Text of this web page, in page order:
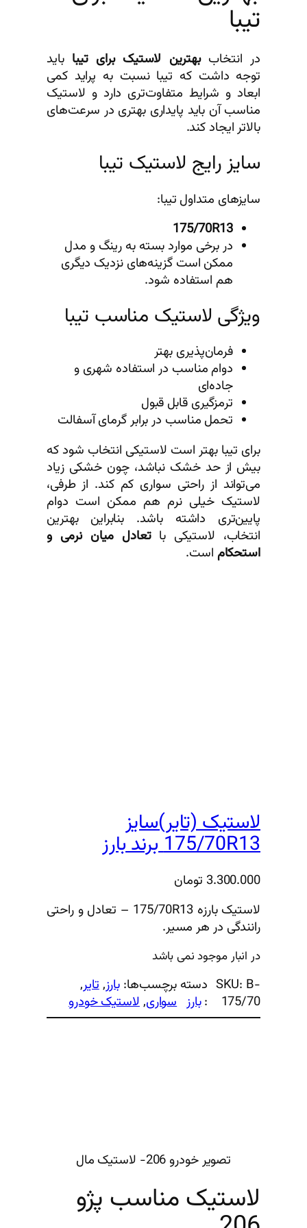
/
6
/
1
3
گ
ه
ع
د
تیبا
در انتخاببهترین لاستیک برای تیبا باید
توجه داشت که تیبا نسبت به پراید کمی
ابعاد و شرایط متفاوت‌تری دارد و لاستیک
مناسب آن باید پایداری بهتری در سرعت‌های
بالاتر ایجاد کند.
سایز رایج لاستیک تیبا
سایزهای متداول تیبا:
175/70R13
در برخی موارد بسته به رینگ و مدل
ممکن است گزینه‌های نزدیک دیگری
هم استفاده شود.
ویژگی لاستیک مناسب تیبا
فرمان‌پذیری بهتر
دوام مناسب در استفاده شهری و
جاده‌ای
ترمزگیری قابل قبول
تحمل مناسب در برابر گرمای آسفالت
برای تیبا بهتر است لاستیکی انتخاب شود که
بیش از حد خشک نباشد، چون خشکی زیاد
می‌تواند از راحتی سواری کم کند. از طرفی،
لاستیک خیلی نرم هم ممکن است دوام
پایین‌تری داشته باشد. بنابراین بهترین
انتخاب، لاستیکی باتعادل میان نرمی و
استحکام است.
لاستیک (تایر)سایز
175/70R13 برند بارز
3.300.000 تومان
لاستیک بارزه 175/70R13 – تعادل و راحتی
رانندگی در هر مسیر.
در انبار موجود نمی باشد
SKU: B-
175/70
دسته
:بارز
برچسب‌ها:بارز, تایر,
سواری, لاستیک خودرو
تصویر خودرو 206- لاستیک مال
لاستیک مناسب پژو